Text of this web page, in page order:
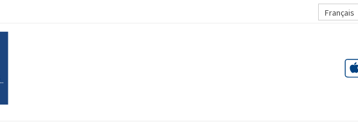
Français